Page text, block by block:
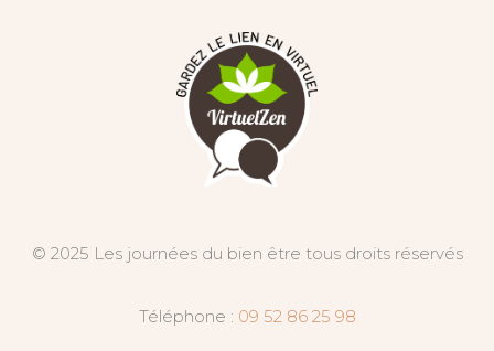
© 2025 Les journées du bien être tous droits réservés
Téléphone : 09 52 86 25 98